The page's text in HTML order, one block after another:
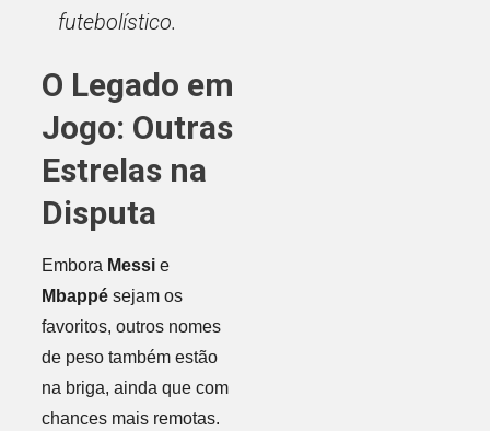
futebolístico.
O Legado em
Jogo: Outras
Estrelas na
Disputa
Embora Messie
Mbappésejam os
favoritos, outros nomes
de peso também estão
na briga, ainda que com
chances mais remotas.